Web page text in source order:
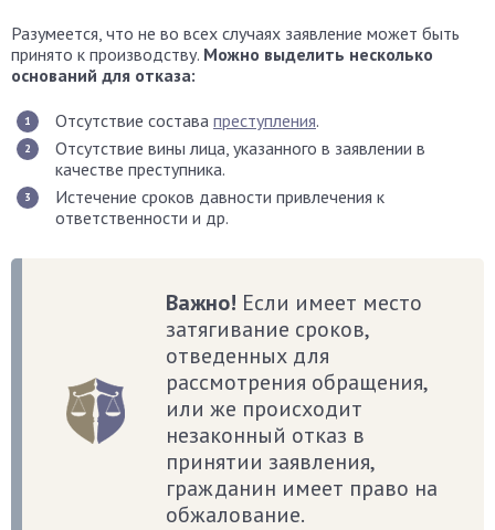
Разумеется, что не во всех случаях заявление может быть
принято к производству. Можно выделить несколько
оснований для отказа:
Отсутствие состава преступления.
Отсутствие вины лица, указанного в заявлении в
качестве преступника.
Истечение сроков давности привлечения к
ответственности и др.
Важно! Если имеет место
затягивание сроков,
отведенных для
рассмотрения обращения,
или же происходит
незаконный отказ в
принятии заявления,
гражданин имеет право на
обжалование.